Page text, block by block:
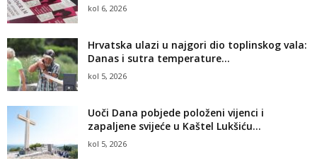
kol 6, 2026
Hrvatska ulazi u najgori dio toplinskog vala:
Danas i sutra temperature...
kol 5, 2026
Uoči Dana pobjede položeni vijenci i
zapaljene svijeće u Kaštel Lukšiću...
kol 5, 2026